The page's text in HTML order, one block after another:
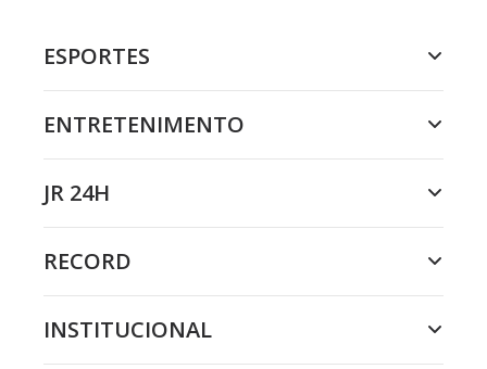
ESPORTES
ENTRETENIMENTO
JR 24H
RECORD
INSTITUCIONAL